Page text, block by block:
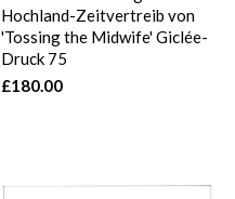
Hochland-Zeitvertreib von
'Tossing the Midwife' Giclée-
Druck 75
£180.00